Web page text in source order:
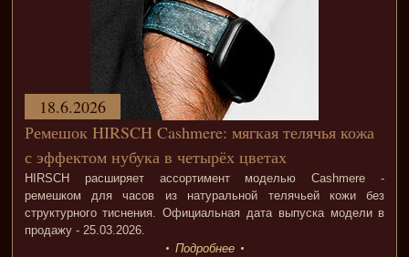
Ремешок HIRSCH Cashmere: мягкая телячья кожа
с эффектом нубука в четырёх цветах
HIRSCH расширяет ассортимент моделью Cashmere -
ремешком для часов из натуральной телячьей кожи без
структурного тиснения. Официальная дата выпуска модели в
продажу - 25.03.2026.
18.6.2026
Подробнее